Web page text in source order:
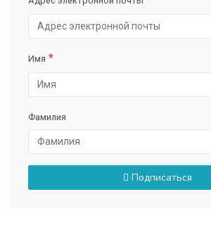
Имя
Фамилия
Подписаться